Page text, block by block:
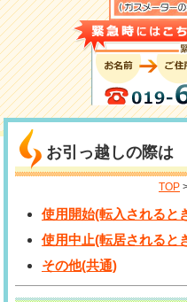
お引っ越しの際は
TOP
使用開始(転入されると
使用中止(転居されると
その他(共通)